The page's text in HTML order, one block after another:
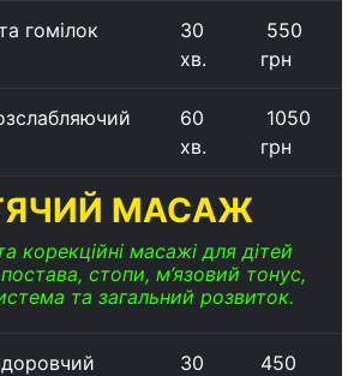
гомілок
30
хв.
550
грн
60
хв.
1050
грн
МАСАЖ
корекційні масажі для дітей
постава, стопи, м’язовий тонус,
та загальний розвиток.
30
450